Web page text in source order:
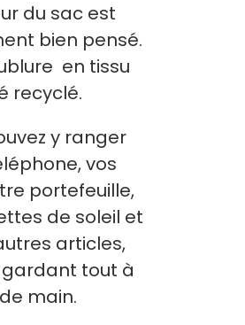
du sac est
bien pensé.
en tissu
recyclé.
y ranger
vos
portefeuille,
de soleil et
articles,
tout à
main.